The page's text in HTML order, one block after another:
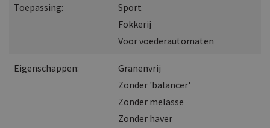
Toepassing:
Sport
Fokkerij
Voor voederautomaten
Eigenschappen:
Granenvrij
Zonder 'balancer'
Zonder melasse
Zonder haver